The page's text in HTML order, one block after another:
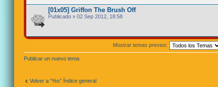
[01x05] Griffon The Brush Off
Publicado » 02 Sep 2012, 18:58
Mostrar temas previos:
Publicar un nuevo tema
Volver a “%s” Índice general